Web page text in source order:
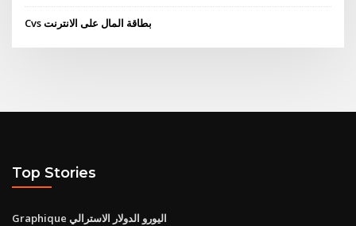
Cvs بطاقة المال على الانترنت
Top Stories
Graphique اليورو الدولار الاسترالي